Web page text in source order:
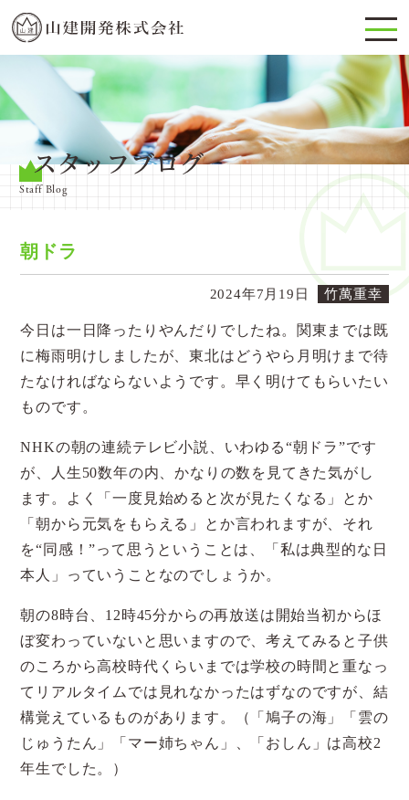
スタッフブログ
Staff Blog
朝ドラ
2024年7月19日 竹萬重幸
今日は一日降ったりやんだりでしたね。関東までは既
に梅雨明けしましたが、東北はどうやら月明けまで待
たなければならないようです。早く明けてもらいたい
ものです。
NHKの朝の連続テレビ小説、いわゆる“朝ドラ”です
が、人生50数年の内、かなりの数を見てきた気がし
ます。よく「一度見始めると次が見たくなる」とか
「朝から元気をもらえる」とか言われますが、それ
を“同感！”って思うということは、「私は典型的な日
本人」っていうことなのでしょうか。
朝の8時台、12時45分からの再放送は開始当初からほ
ぼ変わっていないと思いますので、考えてみると子供
のころから高校時代くらいまでは学校の時間と重なっ
てリアルタイムでは見れなかったはずなのですが、結
構覚えているものがあります。（「鳩子の海」「雲の
じゅうたん」「マー姉ちゃん」、「おしん」は高校2
年生でした。）